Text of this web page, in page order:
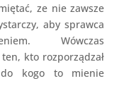
ze nie zawsze
aby sprawca
Wówczas
kto rozporządzał
kogo to mienie